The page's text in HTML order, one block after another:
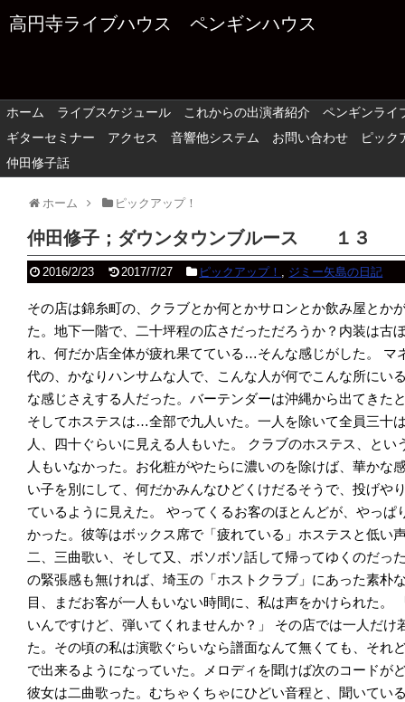
高円寺ライブハウス ペンギンハウス
ホーム ライブスケジュール これからの出演者紹介
ペンギンライ
ギターセミナー
アクセス 音響他システム お問い合わせ
ピック
仲田修子話
ホーム ピックアップ！
仲田修子；ダウンタウンブルース １３
2016/2/23 2017/7/27 ピックアップ！ , ジミー矢島の日記
その店は錦糸町の、クラブとか何とかサロンとか飲み屋とか
た。地下一階で、二十坪程の広さだっただろうか？内装は古
れ、何だか店全体が疲れ果てている…そんな感じがした。
マ
代の、かなりハンサムな人で、こんな人が何でこんな所にい
な感じさえする人だった。バーテンダーは沖縄から出てきた
そしてホステスは…全部で九人いた。一人を除いて全員三十
人、四十ぐらいに見える人もいた。
クラブのホステス、とい
人もいなかった。お化粧がやたらに濃いのを除けば、華かな
い子を別にして、何だかみんなひどくけだるそうで、投げや
ているように見えた。
やってくるお客のほとんどが、やっぱ
かった。彼等はボックス席で「疲れている」ホステスと低い
二、三曲歌い、そして又、ボソボソ話して帰ってゆくのだっ
の緊張感も無ければ、埼玉の「ホストクラブ」にあった素朴
目、まだお客が一人もいない時間に、私は声をかけられた。
いんですけど、弾いてくれませんか？」
その店では一人だけ
た。その頃の私は演歌ぐらいなら譜面なんて無くても、それ
で出来るようになっていた。メロディを聞けば次のコードが
彼女は二曲歌った。むちゃくちゃにひどい音程と、聞いてい